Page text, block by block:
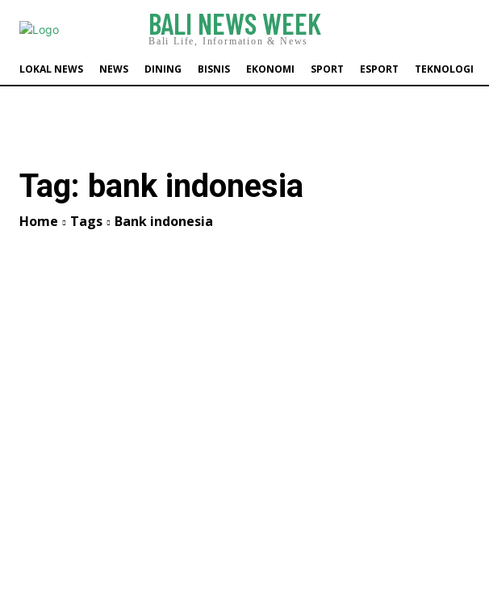
BALI NEWS WEEK
Bali Life, Information & News
LOKAL NEWS NEWS DINING BISNIS EKONOMI SPORT ESPORT TEKNOLOGI
Tag: bank indonesia
Home Tags Bank indonesia